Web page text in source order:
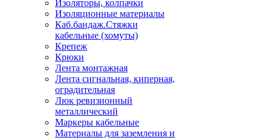
Изоляторы, колпачки
Изоляционные материалы
Каб.бандаж.Стяжки
кабельные (хомуты)
Крепеж
Крюки
Лента монтажная
Лента сигнальная, киперная,
оградительная
Люк ревизионный
металлический
Маркеры кабельные
Материалы для заземления и